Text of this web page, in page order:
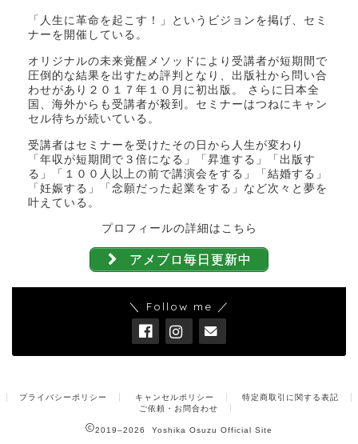
「人生に革命を起こす！」というビジョンを掲げ、セミ
ナーを開催している。
オリジナルの未来覚醒メソッドにより受講者が短期間で
圧倒的な結果を出すため評判となり、出版社から問い合
わせがあり２０１７年１０月に初出版。 さらに日本全
国、海外からも受講者が殺到。セミナーはつねにキャン
セル待ちが続いている。
受講者はセミナーを受けたその日から人生が変わり
「年収が短期間で３倍になる」「昇進する」「出版す
る」「１００人以上の前で講演会をする」「結婚する」
「妊娠する」「念願だった起業をする」など次々と夢を
叶えている。
プロフィールの詳細はこちら
アメブロ毎日更新中
＼ Follow me ／
プライバシーポリシー キャンセルポリシー
特定商取引に関する表記
ご依頼・お問合わせ
2019–2026 Yoshika Osuzu Official Site